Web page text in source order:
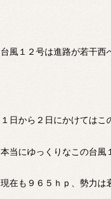
台風１２号は進路が若干西
１日から２日にかけてはこ
本当にゆっくりなこの台風
現在も９６５ｈｐ、勢力は